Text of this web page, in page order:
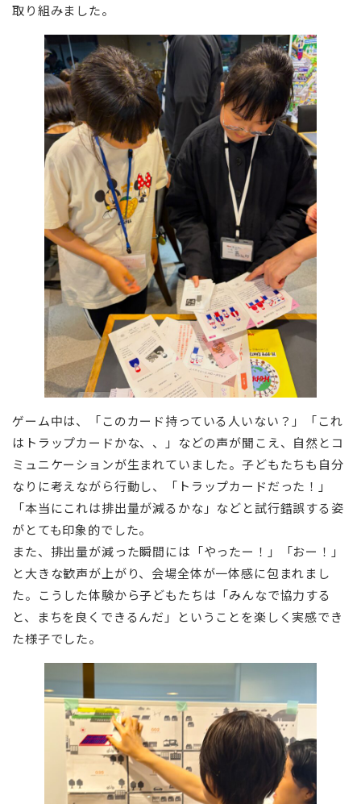
取り組みました。
ゲーム中は、「このカード持っている人いない？」「これ
はトラップカードかな、、」などの声が聞こえ、自然とコ
ミュニケーションが生まれていました。子どもたちも自分
なりに考えながら行動し、「トラップカードだった！」
「本当にこれは排出量が減るかな」などと試行錯誤する姿
がとても印象的でした。
また、排出量が減った瞬間には「やったー！」「おー！」
と大きな歓声が上がり、会場全体が一体感に包まれまし
た。こうした体験から子どもたちは「みんなで協力する
と、まちを良くできるんだ」ということを楽しく実感でき
た様子でした。